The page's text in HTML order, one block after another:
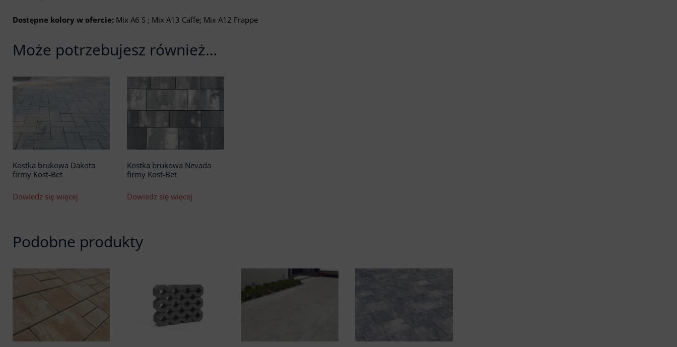
Dostępne kolory w ofercie: Mix A6 S ; Mix A13 Caffe; Mix A12 Frappe
Może potrzebujesz również…
Kostka brukowa Dakota
firmy Kost-Bet
Dowiedz się więcej
Kostka brukowa Nevada
firmy Kost-Bet
Dowiedz się więcej
Podobne produkty